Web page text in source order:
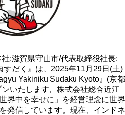
:滋賀県守山市/代表取締役社長:
すだく』は、2025年11月29日(土)
Yakiniku Sudaku Kyoto』(京都
いたします。株式会社総合近江
界中を幸せに」を経営理念に世界
発信しています。現在、インドネ